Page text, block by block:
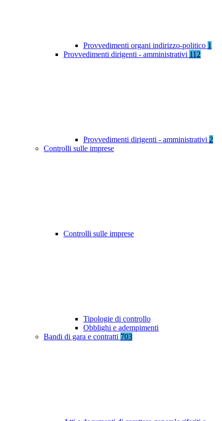
Provvedimenti organi indirizzo-politico 1
Provvedimenti dirigenti - amministrativi 112
Provvedimenti dirigenti - amministrativi 2
Controlli sulle imprese
Controlli sulle imprese
Tipologie di controllo
Obblighi e adempimenti
Bandi di gara e contratti 703